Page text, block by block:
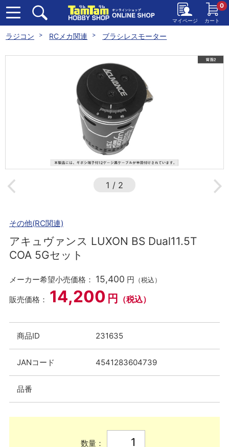
マイページ カート
0
ラジコン RCメカ関連 ブラシレスモーター
1 / 2
その他(RC関連)
アキュヴァンス LUXON BS Dual11.5T
COA 5Gセット
メーカー希望小売価格： 15,400 円 （税込）
販売価格： 14,200 円 （税込）
商品ID 231635
JANコード 4541283604739
品番
数量：